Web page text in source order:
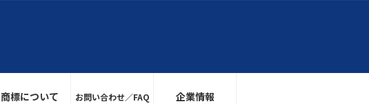
商標について お問い合わせ／FAQ 企業情報